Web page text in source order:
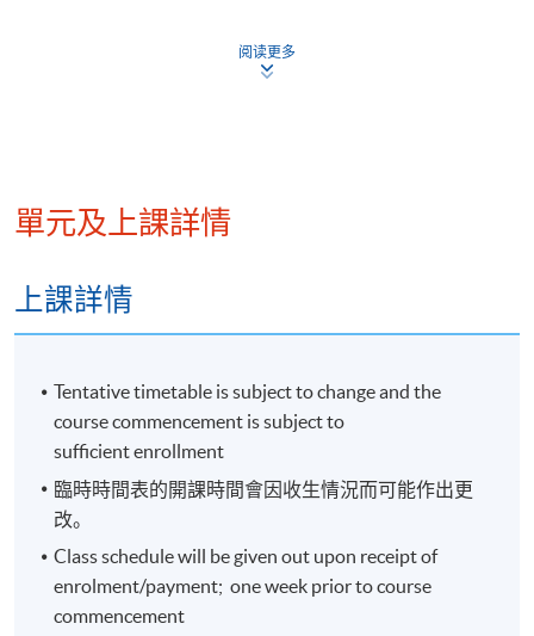
作，他領導公司資產管理和產品開發活動,負責零售和
金融學士學位工商管理（榮譽）。
工具分析及結構性產品定價模型研究。他對固定收益
產品、利率及外匯市場風險管理，以及數據分析與量
化方法應用具備豐富實務經驗，並熟悉運用各類電腦
智能及深度學習在金融業務及風險管理中的應用。黃
先生畢業於香港大學，取得數學理學士學位，其後於
法國巴黎第九大學及香港城市大學取得金融數學及精
算科學理學碩士學位，其後再於香港中文大學取得風
險管理理學碩士學位，同時持有特許金融分析師
阅读更多
單元及上課詳情
上課詳情
Tentative timetable is subject to change and the
course commencement is subject to
sufficient enrollment
臨時時間表的開課時間會因收生情況而可能作出更
改。
Class schedule will be given out upon receipt of
enrolment/payment; one week prior to course
commencement